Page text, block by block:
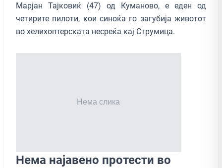
Марјан Тајковиќ (47) од Куманово, е еден од
четирите пилоти, кои синоќа го загубија животот
во хелихоптерската несреќа кај Струмица.
Нема најавено протести во